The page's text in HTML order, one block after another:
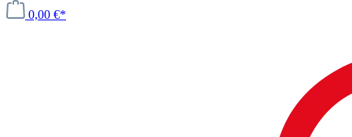
0,00 €*